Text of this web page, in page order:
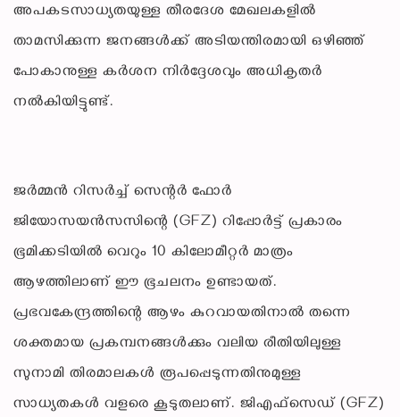
അപകടസാധ്യതയുള്ള തീരദേശ മേഖലകളിൽ
താമസിക്കുന്ന ജനങ്ങൾക്ക് അടിയന്തിരമായി ഒഴിഞ്ഞ്
പോകാനുള്ള കർശന നിർദ്ദേശവും അധികൃതർ
നൽകിയിട്ടുണ്ട്.
ജർമ്മൻ റിസർച്ച് സെന്റർ ഫോർ
ജിയോസയൻസസിന്റെ (GFZ) റിപ്പോർട്ട് പ്രകാരം
ഭൂമിക്കടിയിൽ വെറും 10 കിലോമീറ്റർ മാത്രം
ആഴത്തിലാണ് ഈ ഭൂചലനം ഉണ്ടായത്.
പ്രഭവകേന്ദ്രത്തിന്റെ ആഴം കുറവായതിനാൽ തന്നെ
ശക്തമായ പ്രകമ്പനങ്ങൾക്കും വലിയ രീതിയിലുള്ള
സുനാമി തിരമാലകൾ രൂപപ്പെടുന്നതിനുമുള്ള
സാധ്യതകൾ വളരെ കൂടുതലാണ്. ജിഎഫ്സെഡ് (GFZ)